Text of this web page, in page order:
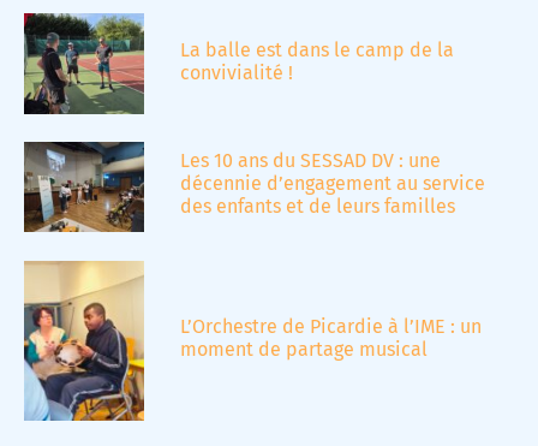
La balle est dans le camp de la
convivialité !
Les 10 ans du SESSAD DV : une
décennie d’engagement au service
des enfants et de leurs familles
L’Orchestre de Picardie à l’IME : un
moment de partage musical